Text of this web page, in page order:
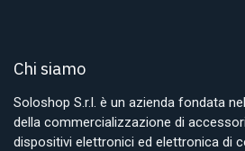
Chi siamo
Soloshop S.r.l. è un azienda fondata
della commercializzazione di
dispositivi elettronici ed elettronica di